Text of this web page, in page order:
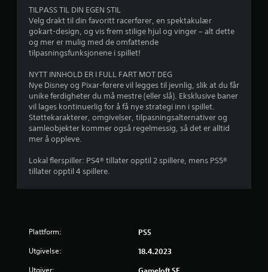
i
e
r
t
r
o
l
l
r
.
K
a
n
p
i
l
l
m
f
r
e
v
i
s
n
i
n
g
k
u
n
o
TILPASS TIL DIN EGEN STIL
Velg drakt til din favoritt racerfører, en spektakulær
gokart-design, og vis frem stilige hjul og vinger – alt dette
og mer er mulig med de omfattende
tilpasningsfunksjonene i spillet!
NYTT INNHOLD ER I FULL FART MOT DEG
Nye Disney og Pixar-førere vil legges til jevnlig, slik at du får
unike ferdigheter du må mestre (eller slå). Eksklusive baner
vil lages kontinuerlig for å få nye strategi inn i spillet.
Støttekarakterer, omgivelser, tilpasningsalternativer og
samleobjekter kommer også regelmessig, så det er alltid
mer å oppleve.
Lokal flerspiller: PS4® tillater opptil 2 spillere, mens PS5®
tillater opptil 4 spillere.
Plattform: PS5
Utgivelse: 18.4.2023
Utgiver: Gameloft SE